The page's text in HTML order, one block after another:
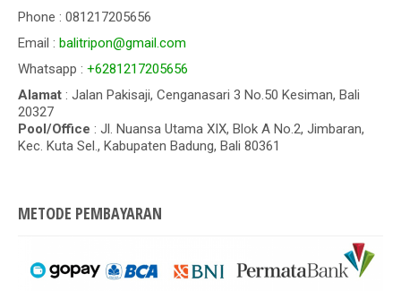
Phone : 081217205656
Email : balitripon@gmail.com
Whatsapp : +6281217205656
Alamat : Jalan Pakisaji, Cenganasari 3 No.50 Kesiman, Bali
20327
Pool/Office : Jl. Nuansa Utama XIX, Blok A No.2, Jimbaran,
Kec. Kuta Sel., Kabupaten Badung, Bali 80361
METODE PEMBAYARAN